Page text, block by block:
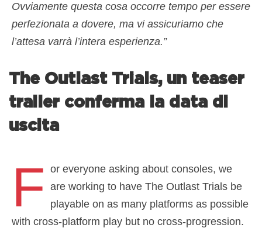
Ovviamente questa cosa occorre tempo per essere
perfezionata a dovere, ma vi assicuriamo che
l’attesa varrà l’intera esperienza.”
The Outlast Trials, un teaser
trailer conferma la data di
uscita
F
or everyone asking about consoles, we
are working to have The Outlast Trials be
playable on as many platforms as possible
with cross-platform play but no cross-progression.